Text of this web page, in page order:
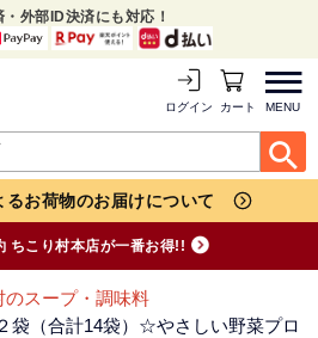
・外部ID決済にも対応！
MENU
ログイン カートを見る
るお荷物のお届けについて
ちこり村本店が一番お得!!
のスープ・調味料
袋（合計14袋）☆やさしい野菜プロ